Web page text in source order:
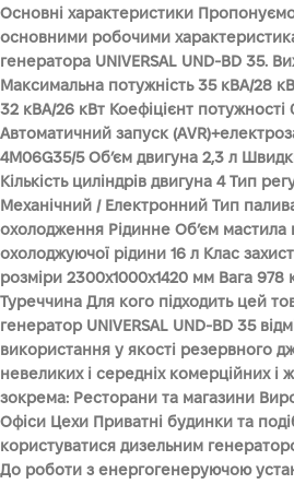
Основні характеристики
основними робочими
генератора UNIVERSAL UND-BD 35.
Максимальна потужність 35 кВА/28
32 кВА/26 кВт Коефіцієнт потужності
Автоматичний запуск
4M06G35/5 Об’єм двигуна 2,3 л
Кількість циліндрів двигуна 4 Тип
Механічний / Електронний Тип
охолодження Рідинне Об’єм мастила
охолоджуючої рідини 16 л Клас
розміри 2300х1000х1420 мм Вага 978
Туреччина Для кого підходить цей
генератор UNIVERSAL UND-BD 35
використання у якості резервного
невеликих і середніх комерційних і
зокрема: Ресторани та магазини
Офіси Цехи Приватні будинки та
користуватися дизельним
До роботи з енергогенеруючою